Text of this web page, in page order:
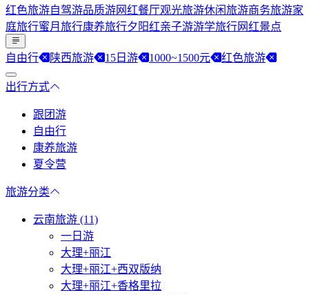
红色旅游自驾游品质游网红餐厅观光旅游休闲旅游商务旅游家
庭旅行蜜月旅行康养旅行夕阳红亲子游游学旅行网红景点
自由行 陕西旅游 15日游 1000~1500元 红色旅游
出行方式
跟团游
自由行
康养旅游
夏令营
旅游分类
云南旅游 (11)
一日游
大理+丽江
大理+丽江+西双版纳
大理+丽江+香格里拉